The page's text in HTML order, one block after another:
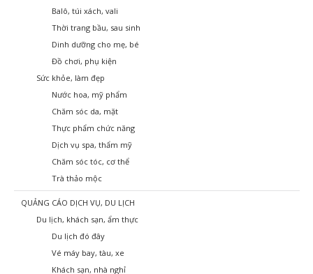
Balô, túi xách, vali
Thời trang bầu, sau sinh
Dinh dưỡng cho mẹ, bé
Đồ chơi, phụ kiện
Sức khỏe, làm đẹp
Nước hoa, mỹ phẩm
Chăm sóc da, mặt
Thực phẩm chức năng
Dịch vụ spa, thẩm mỹ
Chăm sóc tóc, cơ thể
Trà thảo mộc
QUẢNG CÁO DỊCH VỤ, DU LỊCH
Du lịch, khách sạn, ẩm thực
Du lịch đó đây
Vé máy bay, tàu, xe
Khách sạn, nhà nghỉ